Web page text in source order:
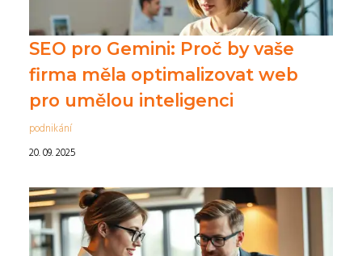
SEO pro Gemini: Proč by vaše
firma měla optimalizovat web
pro umělou inteligenci
podnikání
20. 09. 2025